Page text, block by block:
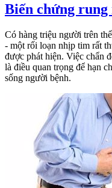
Biến chứng rung
Có hàng triệu người trên
- một rối loạn nhịp tim rất
được phát hiện. Việc chẩn
là điều quan trọng để hạn
sống người bệnh.